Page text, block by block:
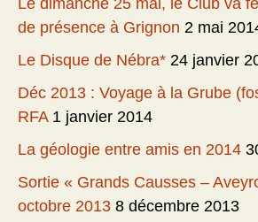
Le dimanche 25 mai, le Club va
de présence à Grignon 2 mai
Le Disque de Nébra* 24 janvier
Déc 2013 : Voyage à la Grube
RFA 1 janvier 2014
La géologie entre amis en 2014
Sortie « Grands Causses –
octobre 2013 8 décembre 2013